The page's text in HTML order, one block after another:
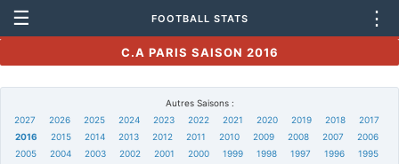
☰ FOOTBALL STATS ⋮
C.A PARIS SAISON 2016
Autres Saisons :
2027
2026 2025 2024 2023 2022 2021 2020 2019 2018
2017
2016
2015 2014 2013 2012 2011 2010 2009 2008 2007
2006
2005
2004 2003 2002 2001 2000 1999 1998 1997 1996
1995